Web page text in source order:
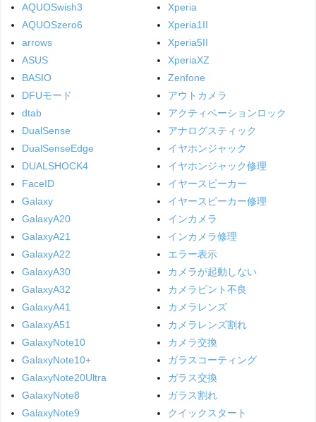
AQUOSwish3
AQUOSzero6
arrows
ASUS
BASIO
DFUモード
dtab
DualSense
DualSenseEdge
DUALSHOCK4
FaceID
Galaxy
GalaxyA20
GalaxyA21
GalaxyA22
GalaxyA30
GalaxyA32
GalaxyA41
GalaxyA51
GalaxyNote10
GalaxyNote10+
GalaxyNote20Ultra
GalaxyNote8
GalaxyNote9
Xperia
Xperia1II
Xperia5II
XperiaXZ
Zenfone
アウトカメラ
アクティベーションロック
アナログスティック
イヤホンジャック
イヤホンジャック修理
イヤースピーカー
イヤースピーカー修理
インカメラ
インカメラ修理
エラー表示
カメラが起動しない
カメラピント不良
カメラレンズ
カメラレンズ割れ
カメラ交換
ガラスコーティング
ガラス交換
ガラス割れ
クイックスタート